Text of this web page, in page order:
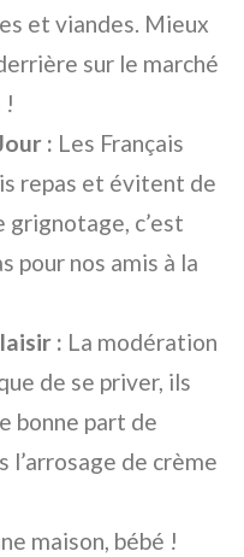
et viandes. Mieux
sur le marché
!
: Les Français
repas et évitent de
c’est
pour nos amis à la
: La modération
de se priver, ils
bonne part de
l’arrosage de crème
maison, bébé !